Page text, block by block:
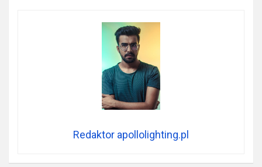
Redaktor apollolighting.pl